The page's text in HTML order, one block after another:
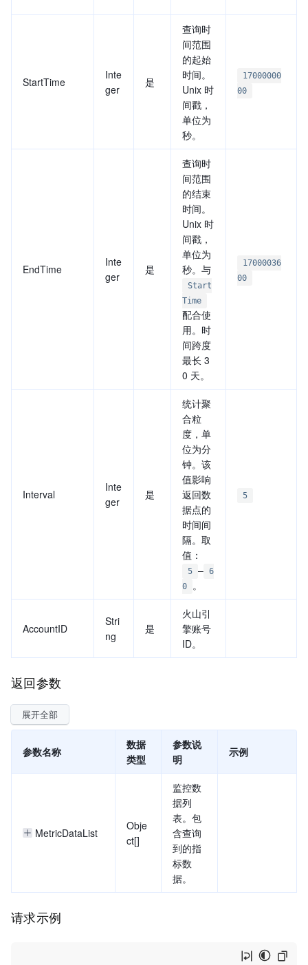
StartTime
Inte
ger
是
查询时
间范围
的起始
时间。
Unix 时
间戳，
单位为
秒。
17000000
00
EndTime
Inte
ger
是
查询时
间范围
的结束
时间。
Unix 时
间戳，
单位为
秒。与
Start
Time
配合使
用。时
间跨度
最长 3
0 天。
17000036
00
Interval
Inte
ger
是
统计聚
合粒
度，单
位为分
钟。该
值影响
返回数
据点的
时间间
隔。取
值：
5 – 6
0
。
5
AccountID
Stri
ng
是
火山引
擎账号
ID。
返回参数
展开全部
参数名称
数据
类型
参数说
明
示例
MetricDataList
Obje
ct[]
监控数
据列
表。包
含查询
到的指
标数
据。
请求示例